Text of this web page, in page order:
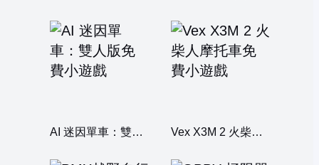
AI 迷因單車：雙人版 Vex X3M 2 火柴人摩托車